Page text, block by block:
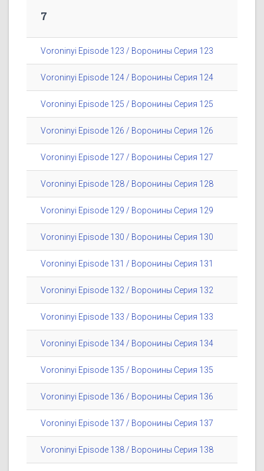
7
Voroninyi Episode 123 / Воронины Серия 123
Voroninyi Episode 124 / Воронины Серия 124
Voroninyi Episode 125 / Воронины Серия 125
Voroninyi Episode 126 / Воронины Серия 126
Voroninyi Episode 127 / Воронины Серия 127
Voroninyi Episode 128 / Воронины Серия 128
Voroninyi Episode 129 / Воронины Серия 129
Voroninyi Episode 130 / Воронины Серия 130
Voroninyi Episode 131 / Воронины Серия 131
Voroninyi Episode 132 / Воронины Серия 132
Voroninyi Episode 133 / Воронины Серия 133
Voroninyi Episode 134 / Воронины Серия 134
Voroninyi Episode 135 / Воронины Серия 135
Voroninyi Episode 136 / Воронины Серия 136
Voroninyi Episode 137 / Воронины Серия 137
Voroninyi Episode 138 / Воронины Серия 138